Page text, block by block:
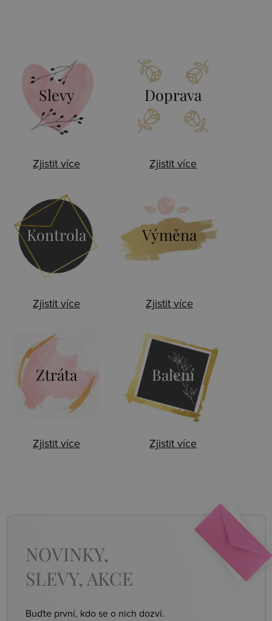
Slevy
Zjistit více
Doprava
Zjistit více
Kontrola
Zjistit více
Výměna
Zjistit více
Ztráta
Zjistit více
Balení
Zjistit více
NOVINKY,
SLEVY, AKCE
Buďte první, kdo se o nich dozví.